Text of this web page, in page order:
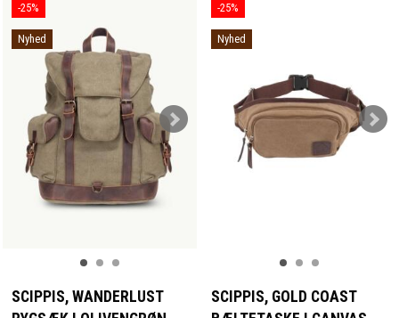
-25%
Nyhed
SCIPPIS, WANDERLUST
-25%
Nyhed
SCIPPIS, GOLD COAST